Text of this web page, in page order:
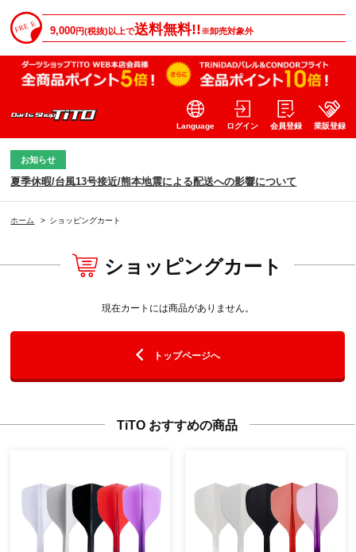
9,000円(税抜)以上で送料無料!!※卸売対象外
Language ログイン 会員登録 業販登録
お知らせ
夏季休暇/台風13号接近/熊本地震による配送への影響について
ホーム > ショッピングカート
ショッピングカート
現在カートには商品がありません。
トップページへ
TiTO おすすめの商品